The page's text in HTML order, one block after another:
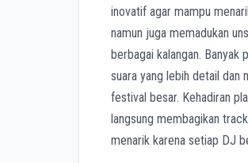
inovatif agar mampu
namun juga memadukan
berbagai kalangan.
suara yang lebih detail dan
festival besar. Kehadiran
langsung membagikan
menarik karena setiap DJ